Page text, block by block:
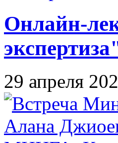
Онлайн-
29 апреля